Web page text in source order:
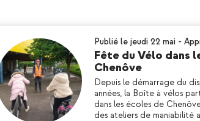
Publié le jeudi 22 mai -
Fête du Vélo dans
Chenôve
Depuis le démarrage du
années, la Boîte à vélos
dans les écoles de
des ateliers de maniabilité